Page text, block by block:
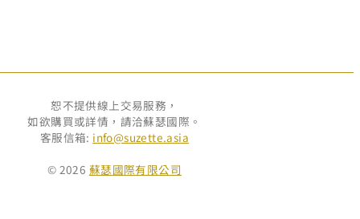
恕不提供線上交易服務，
如欲購買或詳情，請洽蘇瑟國際。
客服信箱: info@suzette.asia
© 2026 蘇瑟國際有限公司